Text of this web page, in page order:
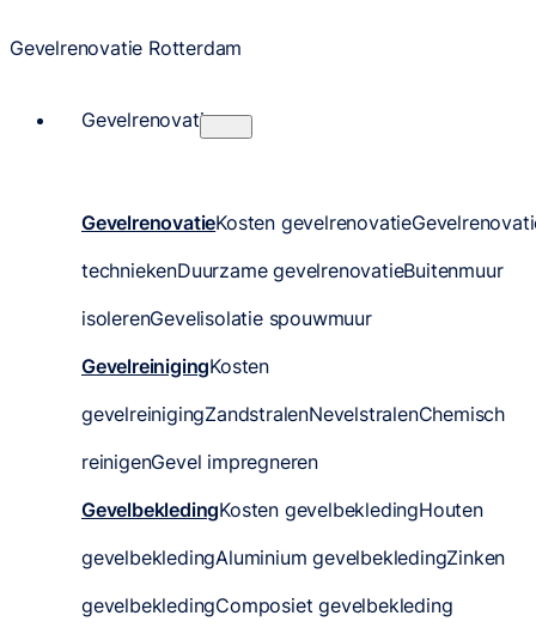
Gevelrenovatie Rotterdam
Gevelrenovatie
GevelrenovatieKosten gevelrenovatie
techniekenDuurzame gevelrenovatieBuitenmuur
isolerenGevelisolatie spouwmuur
GevelreinigingKosten
gevelreinigingZandstralenNevelstralenChemisch
reinigenGevel impregneren
GevelbekledingKosten gevelbekledingHouten
gevelbekledingAluminium gevelbekledingZinken
gevelbekledingComposiet gevelbekleding